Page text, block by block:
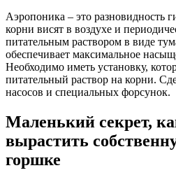
Аэропоника – это разновидность
корни висят в воздухе и
питательным раствором в виде
обеспечивает максимальное
Необходимо иметь установку,
питательный раствор на корни.
насосов и специальных форсунок.
Маленький секрет,
вырастить
горшке